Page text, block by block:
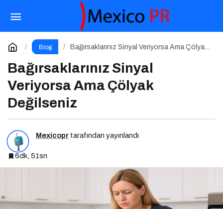
Blog
Bağırsaklarınız Sinyal Veriyorsa Ama Çölyak
Bağırsaklarınız Sinyal
Veriyorsa Ama Çölyak
Değilseniz
Mexicopr tarafından yayınlandı
6dk, 51sn
Online İtibar Yönetimi Nedir? Niye Önemlidir?
Online İtibar Yönetimi Nasıl Uygulanır?
Yorum Yap